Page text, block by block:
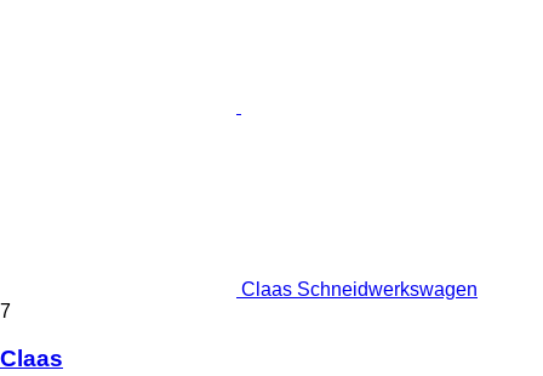
Claas Schneidwerkswagen
7
Claas